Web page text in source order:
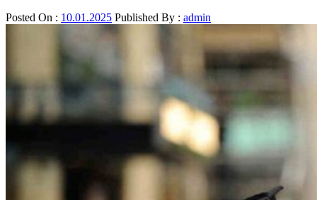
Posted On : 10.01.2025 Published By : admin